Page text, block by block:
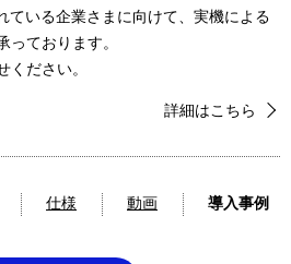
ている企業さまに向けて、実機による
ております。
ください。
詳細はこちら
仕様 動画 導入事例